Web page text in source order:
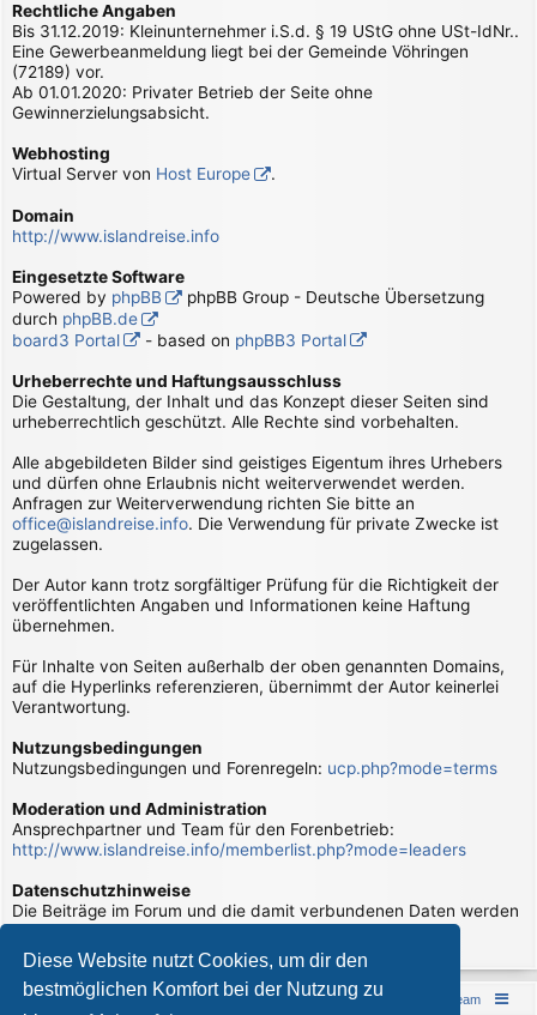
Diese Website nutzt Cookies, um dir den
bestmöglichen Komfort bei der Nutzung zu
Rechtliche Angaben
Bis 31.12.2019: Kleinunternehmer i.S.d. § 19 UStG ohne USt-IdNr..
Eine Gewerbeanmeldung liegt bei der Gemeinde Vöhringen
(72189) vor.
Ab 01.01.2020: Privater Betrieb der Seite ohne
Gewinnerzielungsabsicht.
Webhosting
Virtual Server von Host Europe .
Domain
http://www.islandreise.info
Eingesetzte Software
Powered by phpBB
phpBB Group - Deutsche Übersetzung
durch phpBB.de
board3 Portal
- based on phpBB3 Portal
Urheberrechte und Haftungsausschluss
Die Gestaltung, der Inhalt und das Konzept dieser Seiten sind
urheberrechtlich geschützt. Alle Rechte sind vorbehalten.
Alle abgebildeten Bilder sind geistiges Eigentum ihres Urhebers
und dürfen ohne Erlaubnis nicht weiterverwendet werden.
Anfragen zur Weiterverwendung richten Sie bitte an
office@islandreise.info. Die Verwendung für private Zwecke ist
zugelassen.
Der Autor kann trotz sorgfältiger Prüfung für die Richtigkeit der
veröffentlichten Angaben und Informationen keine Haftung
übernehmen.
Für Inhalte von Seiten außerhalb der oben genannten Domains,
auf die Hyperlinks referenzieren, übernimmt der Autor keinerlei
Verantwortung.
Nutzungsbedingungen
Nutzungsbedingungen und Forenregeln: ucp.php?mode=terms
Moderation und Administration
Ansprechpartner und Team für den Forenbetrieb:
http://www.islandreise.info/memberlist.php?mode=leaders
Datenschutzhinweise
Die Beiträge im Forum und die damit verbundenen Daten werden
page/datenschutzhinweise
Islandreise Portal Foren-Übersicht Das Team